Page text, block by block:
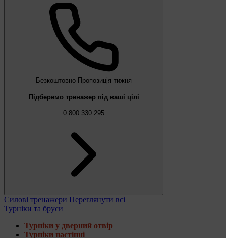
Безкоштовно Пропозиція тижня
Підберемо тренажер під ваші цілі
0 800 330 295
Силові тренажери Переглянути всі
Турніки та бруси
Турніки у дверний отвір
Турніки настінні